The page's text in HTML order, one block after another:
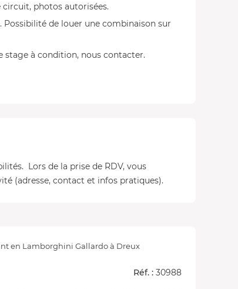
photos autorisées.
de louer une combinaison sur
stage à condition, nous contacter.
Lors de la prise de RDV, vous
(adresse, contact et infos pratiques).
en Lamborghini Gallardo à Dreux
Réf. : 30988